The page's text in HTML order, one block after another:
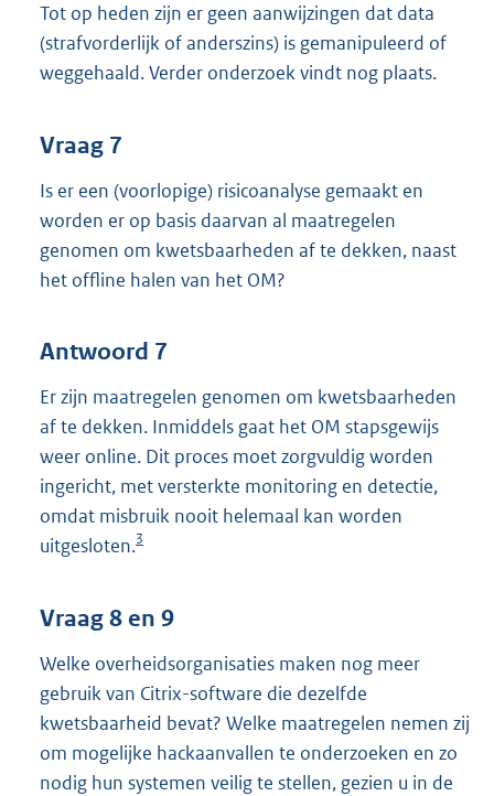
Tot op heden zijn er geen aanwijzingen dat data
(strafvorderlijk of anderszins) is gemanipuleerd of
weggehaald. Verder onderzoek vindt nog plaats.
Vraag 7
Is er een (voorlopige) risicoanalyse gemaakt en
worden er op basis daarvan al maatregelen
genomen om kwetsbaarheden af te dekken, naast
het offline halen van het OM?
Antwoord 7
Er zijn maatregelen genomen om kwetsbaarheden
af te dekken. Inmiddels gaat het OM stapsgewijs
weer online. Dit proces moet zorgvuldig worden
ingericht, met versterkte monitoring en detectie,
omdat misbruik nooit helemaal kan worden
uitgesloten.3
Vraag 8 en 9
Welke overheidsorganisaties maken nog meer
gebruik van Citrix-software die dezelfde
kwetsbaarheid bevat? Welke maatregelen nemen zij
om mogelijke hackaanvallen te onderzoeken en zo
nodig hun systemen veilig te stellen, gezien u in de